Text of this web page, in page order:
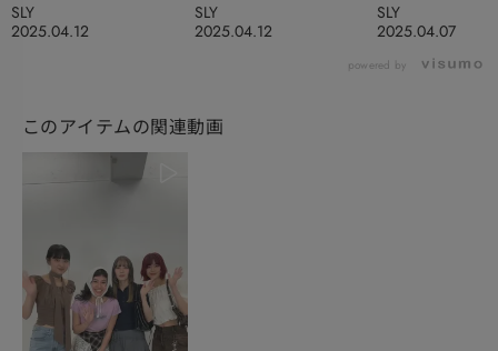
2025.04.12
SLY
2025.04.12
SLY
2025.04.07
SLY
powered by
このアイテムの関連動画